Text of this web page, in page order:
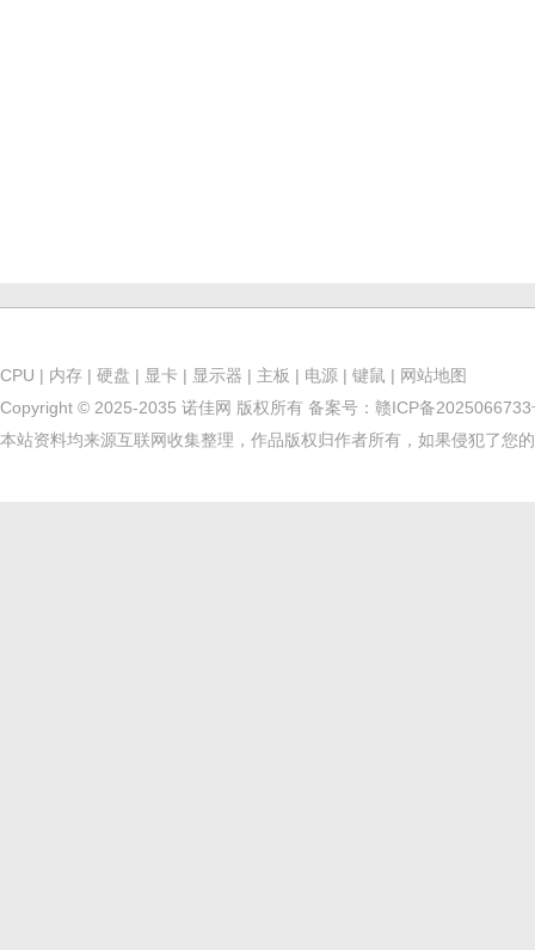
CPU | 内存 | 硬盘 | 显卡 | 显示器 | 主板 | 电源 | 键鼠 | 网站地图
Copyright © 2025-2035 诺佳网 版权所有 备案号： 赣ICP备2025066733
本站资料均来源互联网收集整理，作品版权归作者所有，如果侵犯了您